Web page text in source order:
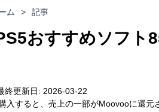
ム > 記事
おすすめソフト
終更新日: 2026-03-22
すると、売上の一部がMoovooに還元